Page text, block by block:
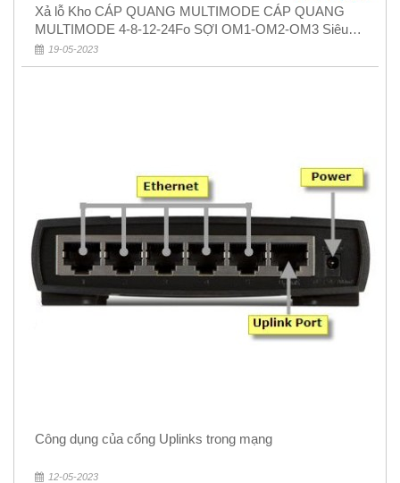
Xả lỗ Kho CÁP QUANG MULTIMODE CÁP QUANG
MULTIMODE 4-8-12-24Fo SỢI OM1-OM2-OM3 Siêu
Rẻ 5k
19-05-2023
Công dụng của cổng Uplinks trong mạng
12-05-2023